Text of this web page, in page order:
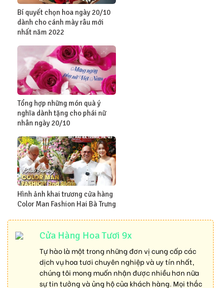
Bí quyết chọn hoa ngày 20/10
dành cho cánh mày râu mới
nhất năm 2022
Tổng hợp những món quà ý
nghĩa dành tặng cho phái nữ
nhân ngày 20/10
Hình ảnh khai trương cửa hàng
Color Man Fashion Hai Bà Trưng
Cửa Hàng Hoa Tươi 9x
Tự hào là một trong những đơn vị cung cấp các
dịch vụ hoa tươi chuyên nghiệp và uy tín nhất,
chúng tôi mong muốn nhận được nhiều hơn nữa
sự tin tưởng và ủng hộ của khách hàng. Mọi thắc